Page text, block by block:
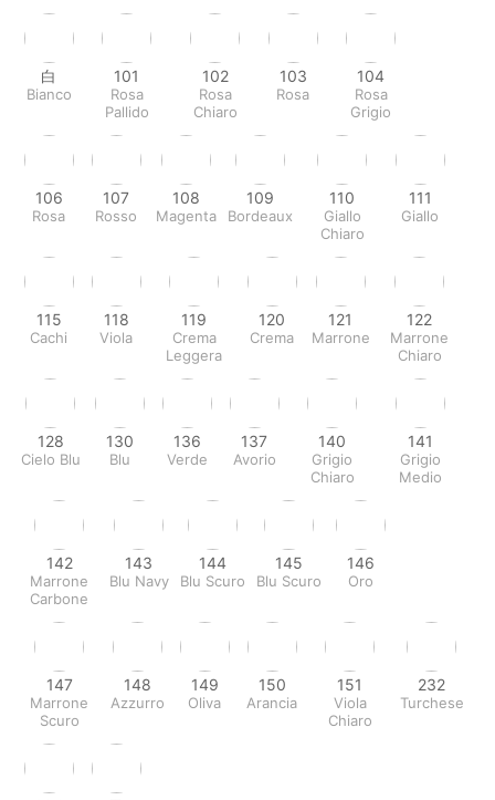
白
Bianco
101
Rosa
Pallido
102
Rosa
Chiaro
103
Rosa
104
Rosa
Grigio
106
Rosa
107
Rosso
108
Magenta
109
Bordeaux
110
Giallo
Chiaro
111
Giallo
115
Cachi
118
Viola
119
Crema
Leggera
120
Crema
121
Marrone
122
Marrone
Chiaro
128
Cielo Blu
130
Blu
136
Verde
137
Avorio
140
Grigio
Chiaro
141
Grigio
Medio
142
Marrone
Carbone
143
Blu Navy
144
Blu Scuro
145
Blu Scuro
146
Oro
147
Marrone
Scuro
148
Azzurro
149
Oliva
150
Arancia
151
Viola
Chiaro
232
Turchese